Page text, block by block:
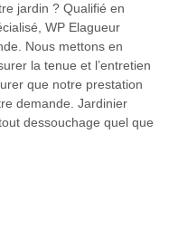
jardin ? Qualifié en
WP Elagueur
Nous mettons en
la tenue et l’entretien
que notre prestation
demande. Jardinier
dessouchage quel que